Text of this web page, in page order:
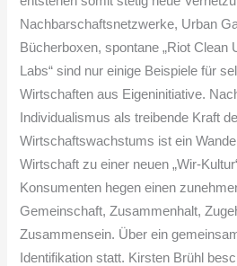
Nachbarschaftsnetzwerke, Urban
Bücherboxen, spontane „Riot Clean
Labs“ sind nur einige Beispiele für
Wirtschaften aus Eigeninitiative.
Individualismus als treibende Kraft
Wirtschaftswachstums ist ein
Wirtschaft zu einer neuen „Wir-
Konsumenten hegen einen
Gemeinschaft, Zusammenhalt,
Zusammensein. Über ein
Identifikation statt. Kirsten Brühl